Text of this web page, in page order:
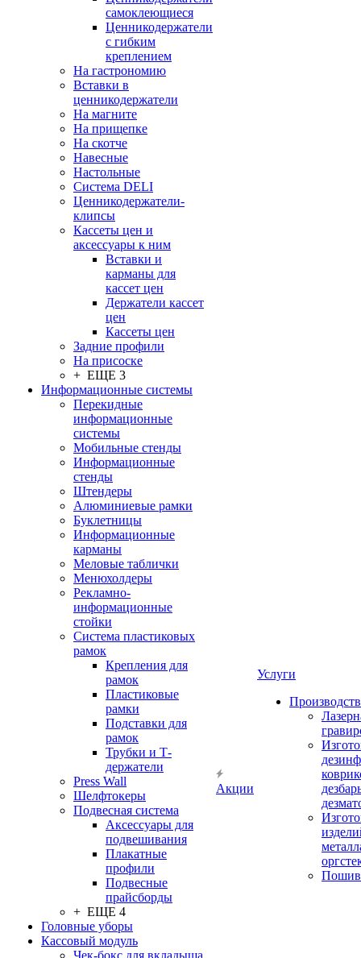
самоклеющиеся
Ценникодержатели
с гибким
креплением
На гастрономию
Вставки в
ценникодержатели
На магните
На прищепке
На скотче
Навесные
Настольные
Система DELI
Ценникодержатели-
клипсы
Кассеты цен и
аксессуары к ним
Вставки и
карманы для
кассет цен
Держатели кассет
цен
Кассеты цен
Задние профили
На присоске
+ ЕЩЕ 3
Информационные системы
Перекидные
информационные
системы
Мобильные стенды
Информационные
стенды
Штендеры
Алюминиевые рамки
Буклетницы
Информационные
карманы
Меловые таблички
Менюхолдеры
Рекламно-
информационные
стойки
Система пластиковых
рамок
Крепления для
рамок
Пластиковые
рамки
Подставки для
рамок
Трубки и Т-
держатели
Press Wall
Шелфтокеры
Подвесная система
Аксессуары для
подвешивания
Плакатные
профили
Подвесные
прайсборды
+ ЕЩЕ 4
Головные уборы
Кассовый модуль
Чек-бокс для вкладыша
Акции
Услуги
Пошив